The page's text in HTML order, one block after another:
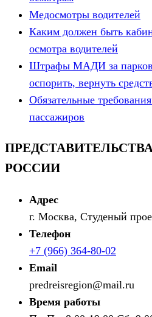
Медосмотры водителей
Каким должен быть
осмотра водителей
Штрафы МАДИ за
оспорить, вернуть
Обязательные
пассажиров
РОССИИ
Адрес
г. Москва, Студеный
Телефон
+7 (966) 364-80-02
Email
predreisregion@mail.ru
Время работы